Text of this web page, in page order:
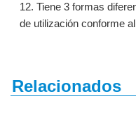
12. Tiene 3 formas
de utilización conforme
Relacionados